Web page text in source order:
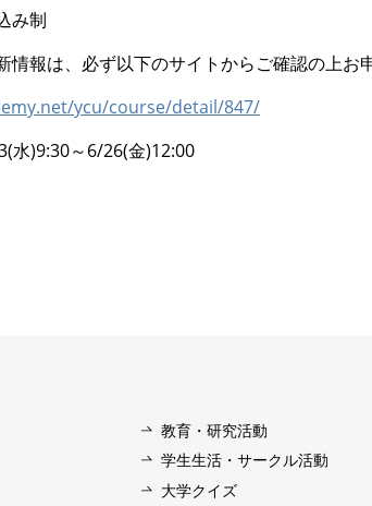
み制
情報は、必ず以下のサイトからご確認の上お
ycu/course/detail/847/
水)9:30～6/26(金)12:00
教育・研究活動
学⽣⽣活・サークル活動
⼤学クイズ